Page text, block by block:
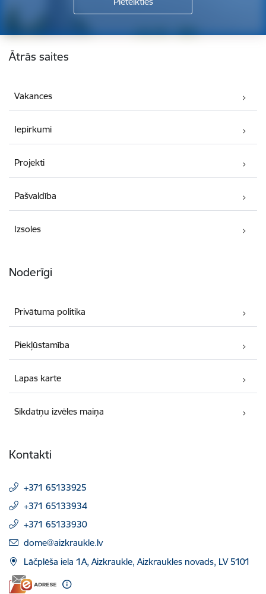
Kājene
Ātrās saites
Vakances
Iepirkumi
Projekti
Pašvaldība
Izsoles
Noderīgi
Privātuma politika
Piekļūstamība
Lapas karte
Sīkdatņu izvēles maiņa
Kontakti
+371 65133925
+371 65133934
+371 65133930
E-pasts:
dome@aizkraukle.lv
Lāčplēša iela 1A, Aizkraukle, Aizkraukles novads, LV 5101